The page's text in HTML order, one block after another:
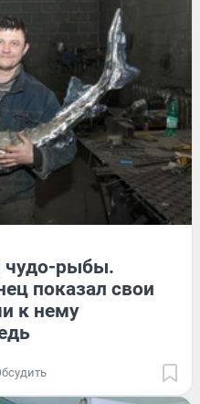
чудо-рыбы.
показал свои
к нему